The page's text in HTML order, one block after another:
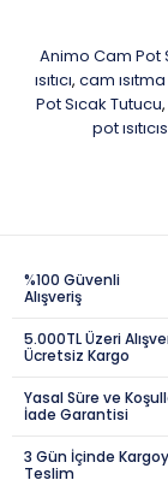
Animo Cam Pot
ısıtıcı, cam
Pot Sıcak Tutucu,
pot
%100 Güvenli
Alışveriş
5.000TL Üzeri
Ücretsiz Kargo
Yasal Süre ve
İade Garantisi
3 Gün İçinde
Teslim